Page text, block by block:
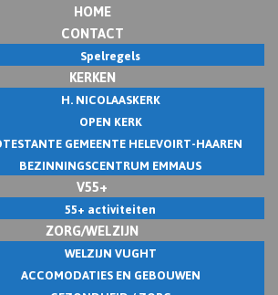
HOME
CONTACT
Spelregels
KERKEN
H. NICOLAASKERK
OPEN KERK
GEMEENTE HELEVOIRT-HAAREN
BEZINNINGSCENTRUM EMMAUS
V55+
55+ activiteiten
ZORG/WELZIJN
WELZIJN VUGHT
ACCOMODATIES EN GEBOUWEN